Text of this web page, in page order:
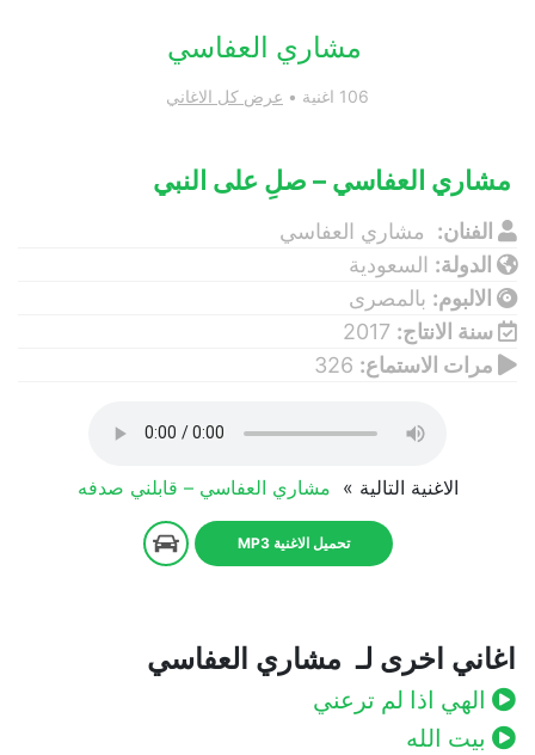
مشاري العفاسي
106 اغنية • عرض كل الاغاني
مشاري العفاسي – صلِ على النبي
الفنان:
مشاري العفاسي
الدولة: السعودية
الالبوم: بالمصرى
سنة الانتاج: 2017
مرات الاستماع:
الاغنية التالية » مشاري العفاسي – قابلني صدفه
تحميل الاغنية MP3
اغاني اخرى لـ مشاري العفاسي
الهي اذا لم ترعني
بيت الله